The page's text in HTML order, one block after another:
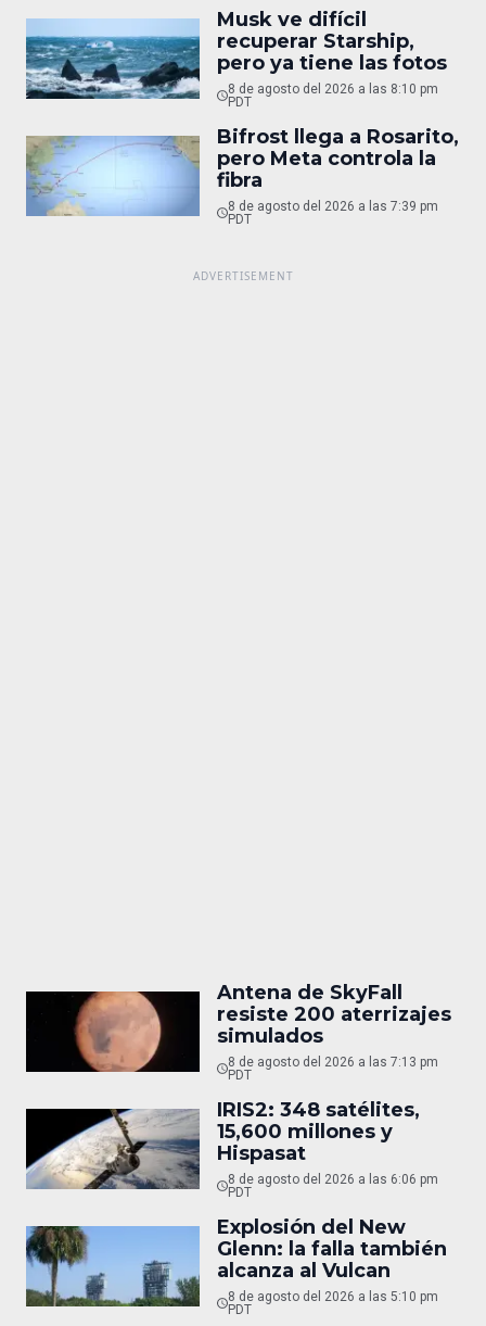
Musk ve difícil
recuperar Starship,
pero ya tiene las fotos
8 de agosto del 2026 a las 8:10 pm
PDT
Bifrost llega a Rosarito,
pero Meta controla la
fibra
8 de agosto del 2026 a las 7:39 pm
PDT
Antena de SkyFall
resiste 200 aterrizajes
simulados
8 de agosto del 2026 a las 7:13 pm
PDT
IRIS2: 348 satélites,
15,600 millones y
Hispasat
8 de agosto del 2026 a las 6:06 pm
PDT
Explosión del New
Glenn: la falla también
alcanza al Vulcan
8 de agosto del 2026 a las 5:10 pm
PDT